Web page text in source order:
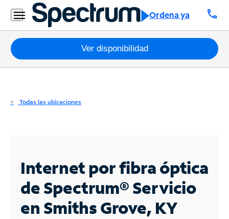
Ordena ya call
Residencial
Business
Paquetes
Internet
Business
Contáctanos
Ver disponibilidad
Todas las ubicaciones
Internet por fibra óptica
de Spectrum®Servicio
en Smiths Grove, KY